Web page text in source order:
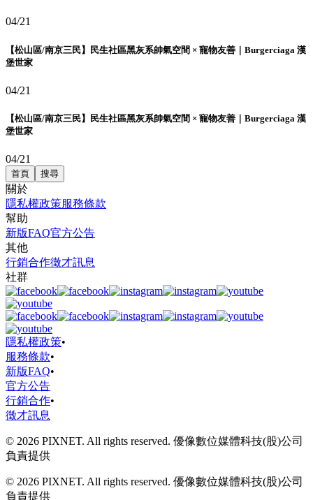
04/21
【松山區/南京三民】民生社區黑灰系帥氣空間 × 寵物友善｜Burgerciaga 漢
堡世家
04/21
【松山區/南京三民】民生社區黑灰系帥氣空間 × 寵物友善｜Burgerciaga 漢
堡世家
04/21
首頁 搜尋
關於
隱私權政策服務條款
幫助
新版FAQ官方公告
其他
行銷合作徵才訊息
社群
隱私權政策•
服務條款•
新版FAQ•
官方公告
行銷合作•
徵才訊息
© 2026 PIXNET. All rights reserved. 優像數位媒體科技(股)公司
負責提供
© 2026 PIXNET. All rights reserved. 優像數位媒體科技(股)公司
負責提供